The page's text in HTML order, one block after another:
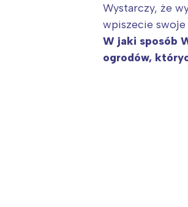
Wystarczy, że
wpiszecie
W jaki sposób
ogrodów,